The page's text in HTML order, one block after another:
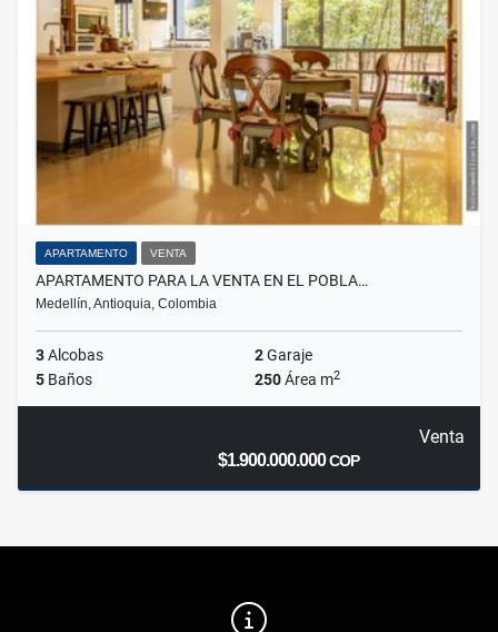
APARTAMENTO VENTA
APARTAMENTO PARA LA VENTA EN EL POBLA…
Medellín, Antioquia, Colombia
3Alcobas 2Garaje
5 Baños 250Área m2
Venta
$1.900.000.000COP